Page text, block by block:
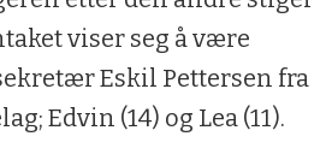
viser seg å være
Eskil Pettersen fra
Edvin (14) og Lea (11).